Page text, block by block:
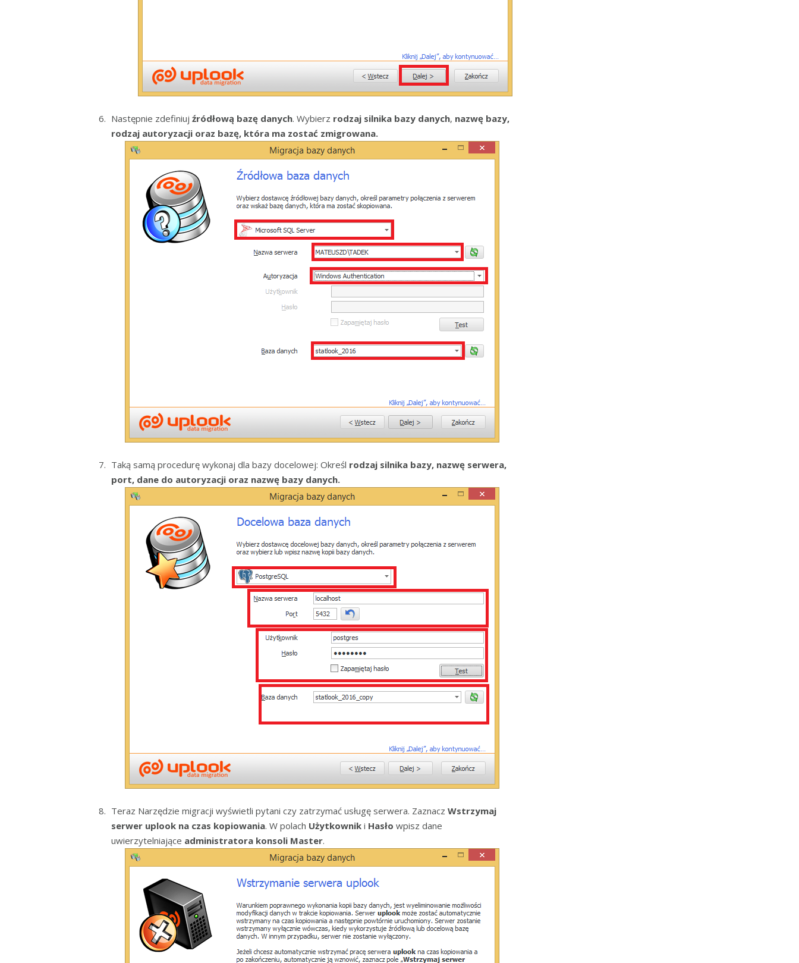
Następnie zdefiniuj źródłową bazę danych. Wybierz rodzaj silnika bazy danych, nazwę bazy,
rodzaj autoryzacji oraz bazę, która ma zostać zmigrowana.
Taką samą procedurę wykonaj dla bazy docelowej: Określ rodzaj silnika bazy, nazwę serwera,
port, dane do autoryzacji oraz nazwę bazy danych.
Teraz Narzędzie migracji wyświetli pytani czy zatrzymać usługę serwera. Zaznacz Wstrzymaj
serwer uplook na czas kopiowania. W polach Użytkownik i Hasło wpisz dane
uwierzytelniające administratora konsoli Master.